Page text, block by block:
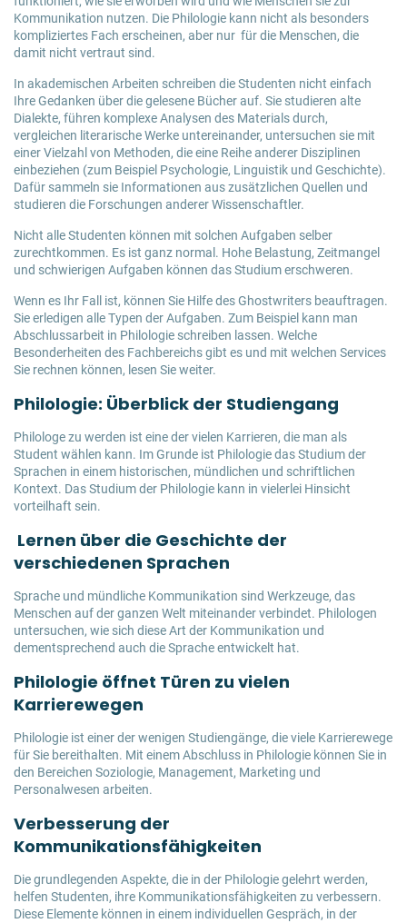
Kommunikation nutzen. Die Philologie kann nicht als besonders
kompliziertes Fach erscheinen, aber nur für die Menschen, die
damit nicht vertraut sind.
In akademischen Arbeiten schreiben die Studenten nicht einfach
Ihre Gedanken über die gelesene Bücher auf. Sie studieren alte
Dialekte, führen komplexe Analysen des Materials durch,
vergleichen literarische Werke untereinander, untersuchen sie mit
einer Vielzahl von Methoden, die eine Reihe anderer Disziplinen
einbeziehen (zum Beispiel Psychologie, Linguistik und Geschichte).
Dafür sammeln sie Informationen aus zusätzlichen Quellen und
studieren die Forschungen anderer Wissenschaftler.
Nicht alle Studenten können mit solchen Aufgaben selber
zurechtkommen. Es ist ganz normal. Hohe Belastung, Zeitmangel
und schwierigen Aufgaben können das Studium erschweren.
Wenn es Ihr Fall ist, können Sie Hilfe des Ghostwriters beauftragen.
Sie erledigen alle Typen der Aufgaben. Zum Beispiel kann man
Abschlussarbeit in Philologie schreiben lassen. Welche
Besonderheiten des Fachbereichs gibt es und mit welchen Services
Sie rechnen können, lesen Sie weiter.
Philologie: Überblick der Studiengang
Philologe zu werden ist eine der vielen Karrieren, die man als
Student wählen kann. Im Grunde ist Philologie das Studium der
Sprachen in einem historischen, mündlichen und schriftlichen
Kontext. Das Studium der Philologie kann in vielerlei Hinsicht
vorteilhaft sein.
Lernen über die Geschichte der
verschiedenen Sprachen
Sprache und mündliche Kommunikation sind Werkzeuge, das
Menschen auf der ganzen Welt miteinander verbindet. Philologen
untersuchen, wie sich diese Art der Kommunikation und
dementsprechend auch die Sprache entwickelt hat.
Philologie öffnet Türen zu vielen
Karrierewegen
Philologie ist einer der wenigen Studiengänge, die viele Karrierewege
für Sie bereithalten. Mit einem Abschluss in Philologie können Sie in
den Bereichen Soziologie, Management, Marketing und
Personalwesen arbeiten.
Verbesserung der
Kommunikationsfähigkeiten
Die grundlegenden Aspekte, die in der Philologie gelehrt werden,
helfen Studenten, ihre Kommunikationsfähigkeiten zu verbessern.
Diese Elemente können in einem individuellen Gespräch, in der